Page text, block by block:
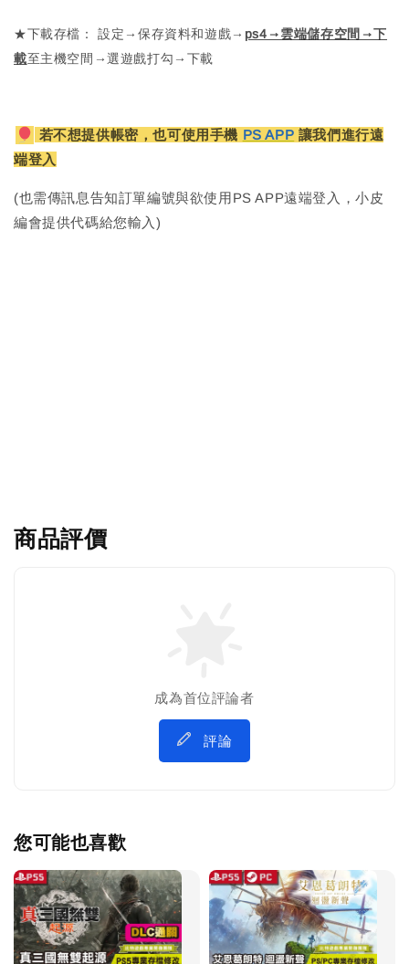
★下載存檔： 設定→保存資料和遊戲→ ps4→雲端儲存空間→下
載至主機空間→選遊戲打勾→下載
若不想提供帳密，也可使用手機 PS APP 讓我們進行遠
端登入
(也需傳訊息告知訂單編號與欲使用PS APP遠端登入，小皮
編會提供代碼給您輸入)
商品評價
成為首位評論者
評論
您可能也喜歡